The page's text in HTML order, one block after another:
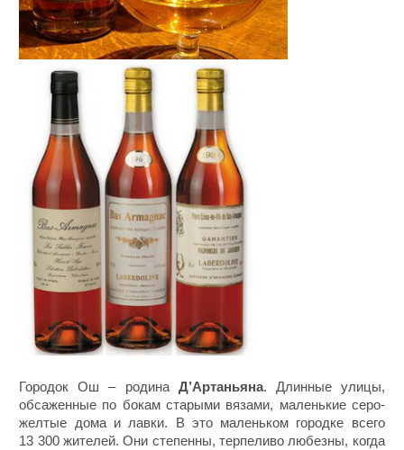
Городок Ош – родина Д’Артаньяна. Длинные улицы,
обсаженные по бокам старыми вязами, маленькие серо-
желтые дома и лавки. В это маленьком городке всего
13 300 жителей. Они степенны, терпеливо любезны, когда